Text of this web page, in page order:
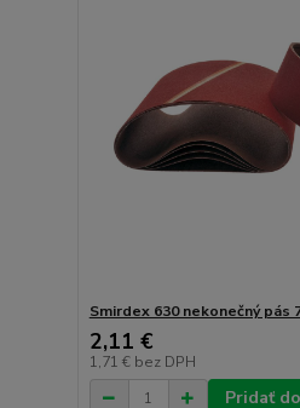
Smirdex 630 nekonečný pás
2,11 €
1,71 € bez DPH
Pridať